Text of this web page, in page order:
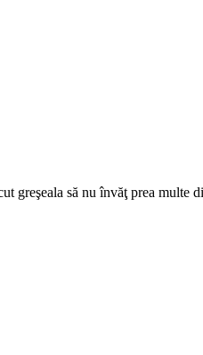
să nu învăţ prea multe